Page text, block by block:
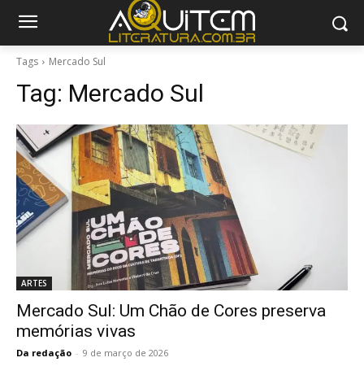
Tags Mercado Sul
Tag: Mercado Sul
ARTES
Mercado Sul: Um Chão de Cores preserva
memórias vivas
Da redação - 9 de março de 2026